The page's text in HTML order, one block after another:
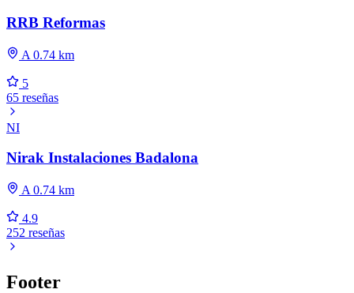
RRB Reformas
A 0.74 km
5
65 reseñas
NI
Nirak Instalaciones Badalona
A 0.74 km
4.9
252 reseñas
Footer